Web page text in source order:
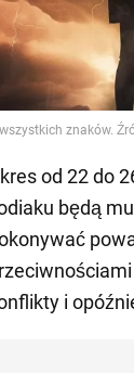
znaków.
od 22 do
będą
i